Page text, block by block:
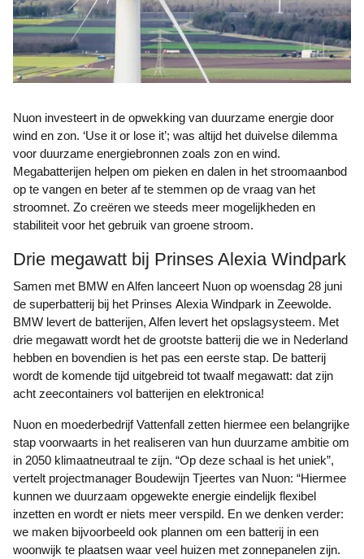
Nuon investeert in de opwekking van duurzame energie door
wind en zon. ‘Use it or lose it’; was altijd het duivelse dilemma
voor duurzame energiebronnen zoals zon en wind.
Megabatterijen helpen om pieken en dalen in het stroomaanbod
op te vangen en beter af te stemmen op de vraag van het
stroomnet. Zo creëren we steeds meer mogelijkheden en
stabiliteit voor het gebruik van groene stroom.
Drie megawatt bij Prinses Alexia Windpark
Samen met BMW en Alfen lanceert Nuon op woensdag 28 juni
de superbatterij bij het Prinses Alexia Windpark in Zeewolde.
BMW levert de batterijen, Alfen levert het opslagsysteem. Met
drie megawatt wordt het de grootste batterij die we in Nederland
hebben en bovendien is het pas een eerste stap. De batterij
wordt de komende tijd uitgebreid tot twaalf megawatt: dat zijn
acht zeecontainers vol batterijen en elektronica!
Nuon en moederbedrijf Vattenfall zetten hiermee een belangrijke
stap voorwaarts in het realiseren van hun duurzame ambitie om
in 2050 klimaatneutraal te zijn. “Op deze schaal is het uniek”,
vertelt projectmanager Boudewijn Tjeertes van Nuon: “Hiermee
kunnen we duurzaam opgewekte energie eindelijk flexibel
inzetten en wordt er niets meer verspild. En we denken verder:
we maken bijvoorbeeld ook plannen om een batterij in een
woonwijk te plaatsen waar veel huizen met zonnepanelen zijn.